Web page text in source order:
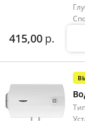
415,00 р.